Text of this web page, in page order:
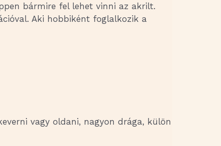
bármire fel lehet vinni az akrilt.
Aki hobbiként foglalkozik a
vagy oldani, nagyon drága, külön